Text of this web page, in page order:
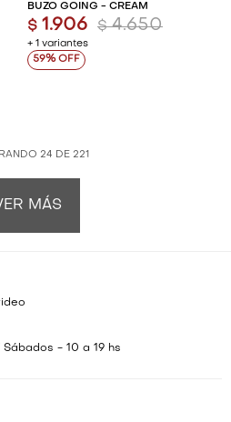
BUZO GOING - CREAM
+ 1 variantes
$ 1.906 $ 4.650
59
24 DE 221
MÁS
- 10 a 19 hs